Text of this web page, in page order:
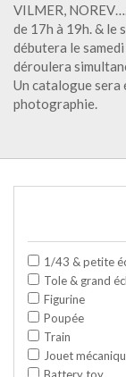
VILMER,
de 17h à 19h. & le
débutera le
déroulera
Un catalogue sera
photographie.
1/43 & petite
Tole & grand
Figurine
Poupée
Train
Jouet
Battery toy